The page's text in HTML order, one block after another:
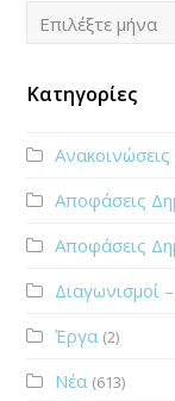
Ιστορικό
Επιλέξτε μήνα
Κατηγορίες
Αποφάσεις
Αποφάσεις
Διαγωνισμοί
Έργα (2)
Νέα (613)